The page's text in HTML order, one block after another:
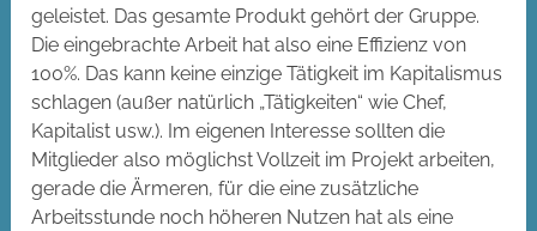
geleistet. Das gesamte Produkt gehört der Gruppe.
Die eingebrachte Arbeit hat also eine Effizienz von
100%. Das kann keine einzige Tätigkeit im Kapitalismus
schlagen (außer natürlich „Tätigkeiten“ wie Chef,
Kapitalist usw.). Im eigenen Interesse sollten die
Mitglieder also möglichst Vollzeit im Projekt arbeiten,
gerade die Ärmeren, für die eine zusätzliche
Arbeitsstunde noch höheren Nutzen hat als eine